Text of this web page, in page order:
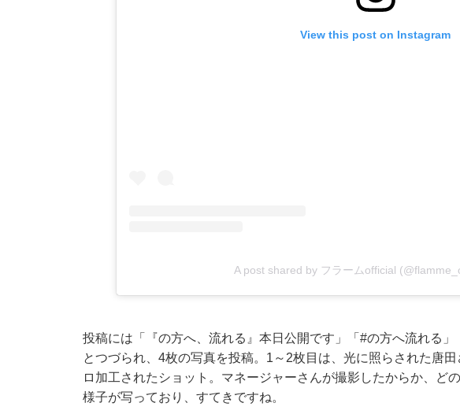
View this post on Instagram
A post shared by フラームofficial
投稿には「『の方へ、流れる』本日公開です」「#の方へ流れる」
とつづられ、4枚の写真を投稿。1～2枚目は、光に照らされた唐
ロ加工されたショット。マネージャーさんが撮影したからか、ど
様子が写っており、すてきですね。